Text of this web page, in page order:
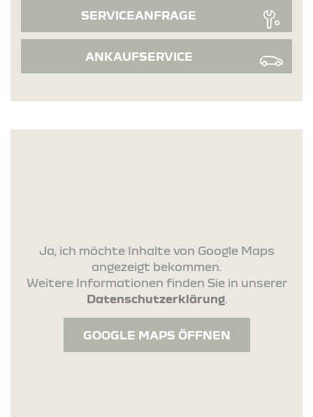
SERVICEANFRAGE
ANKAUFSERVICE
Ja, ich möchte Inhalte von Google Maps
angezeigt bekommen.
Weitere Informationen finden Sie in unserer
Datenschutzerklärung.
GOOGLE MAPS ÖFFNEN